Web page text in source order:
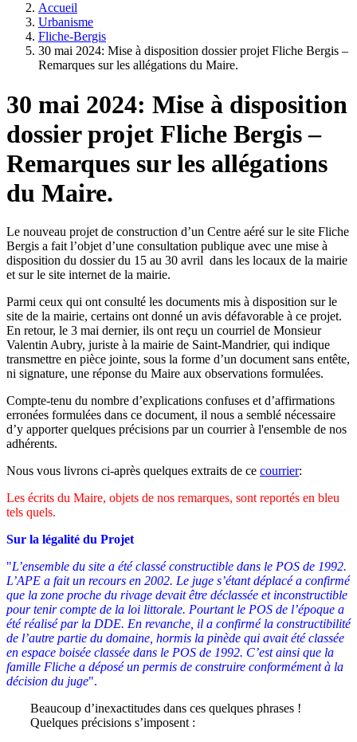
Accueil
Urbanisme
Fliche-Bergis
30 mai 2024: Mise à disposition dossier projet Fliche Bergis –
Remarques sur les allégations du Maire.
30 mai 2024: Mise à disposition
dossier projet Fliche Bergis –
Remarques sur les allégations
du Maire.
Le nouveau projet de construction d’un Centre aéré sur le site Fliche
Bergis a fait l’objet d’une consultation publique avec une mise à
disposition du dossier du 15 au 30 avril dans les locaux de la mairie
et sur le site internet de la mairie.
Parmi ceux qui ont consulté les documents mis à disposition sur le
site de la mairie, certains ont donné un avis défavorable à ce projet.
En retour, le 3 mai dernier, ils ont reçu un courriel de Monsieur
Valentin Aubry, juriste à la mairie de Saint-Mandrier, qui indique
transmettre en pièce jointe, sous la forme d’un document sans entête,
ni signature, une réponse du Maire aux observations formulées.
Compte-tenu du nombre d’explications confuses et d’affirmations
erronées formulées dans ce document, il nous a semblé nécessaire
d’y apporter quelques précisions par un courrier à l'ensemble de nos
adhérents.
Nous vous livrons ci-après quelques extraits de ce courrier:
Les écrits du Maire, objets de nos remarques, sont reportés en bleu
tels quels.
Sur la légalité du Projet
"L’ensemble du site a été classé constructible dans le POS de 1992.
L’APE a fait un recours en 2002. Le juge s’étant déplacé a confirmé
que la zone proche du rivage devait être déclassée et inconstructible
pour tenir compte de la loi littorale. Pourtant le POS de l’époque a
été réalisé par la DDE. En revanche, il a confirmé la constructibilité
de l’autre partie du domaine, hormis la pinède qui avait été classée
en espace boisée classée dans le POS de 1992. C’est ainsi que la
famille Fliche a déposé un permis de construire conformément à la
décision du juge".
Beaucoup d’inexactitudes dans ces quelques phrases !
Quelques précisions s’imposent :